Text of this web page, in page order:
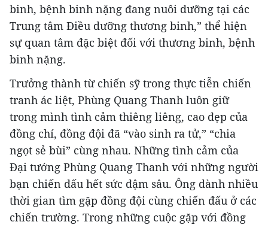
binh, bệnh binh nặng đang nuôi dưỡng tại các
Trung tâm Điều dưỡng thương binh,” thể hiện
sự quan tâm đặc biệt đối với thương binh, bệnh
binh nặng.
Trưởng thành từ chiến sỹ trong thực tiễn chiến
tranh ác liệt, Phùng Quang Thanh luôn giữ
trong mình tình cảm thiêng liêng, cao đẹp của
đồng chí, đồng đội đã “vào sinh ra tử,” “chia
ngọt sẻ bùi” cùng nhau. Những tình cảm của
Đại tướng Phùng Quang Thanh với những người
bạn chiến đấu hết sức đậm sâu. Ông dành nhiều
thời gian tìm gặp đồng đội cùng chiến đấu ở các
chiến trường. Trong những cuộc gặp với đồng